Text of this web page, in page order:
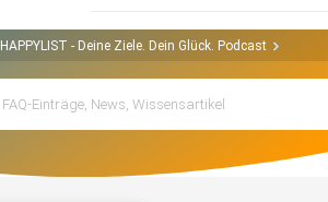
HAPPYLIST - Deine Ziele. Dein Glück. Podcast